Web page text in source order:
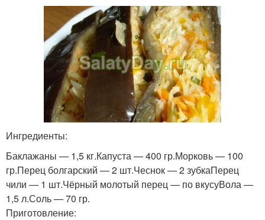
Ингредиенты:
Баклажаны — 1,5 кг.Капуста — 400 гр.Морковь — 100
гр.Перец болгарский — 2 шт.Чеснок — 2 зубкаПерец
чили — 1 шт.Чёрный молотый перец — по вкусуВола —
1,5 л.Соль — 70 гр.
Приготовление: